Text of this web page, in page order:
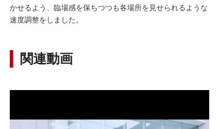
かせるよう、臨場感を保ちつつも各場所を見せられるような
速度調整をしました。
関連動画